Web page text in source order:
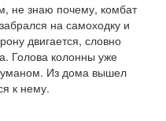
не знаю почему, комбат
на самоходку и
двигается, словно
Голова колонны уже
Из дома вышел
к нему.